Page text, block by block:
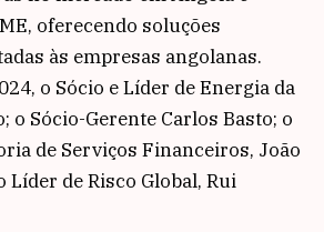
oferecendo soluções
às empresas angolanas.
o Sócio e Líder de Energia da
o Sócio-Gerente Carlos Basto; o
de Serviços Financeiros, João
Líder de Risco Global, Rui